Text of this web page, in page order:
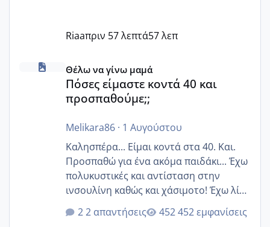
Riaaπριν 57 λεπτά57 λεπ
Πόσες είμαστε κοντά 40 και προσπαθούμε;;
Θέλω να γίνω μαμά
Πόσες είμαστε κοντά 40 και
προσπαθούμε;;
Melikara86· 1 Αυγούστου
Καλησπέρα... Είμαι κοντά στα 40. Και.
Προσπαθώ για ένα ακόμα παιδάκι... Έχω
πολυκυστικές και αντίσταση στην
ινσουλίνη καθώς και χάσιμοτο! Έχω λίγα
κιλά παραπάνω και όσο κ αν προσπαθώ
δεν χάνω εύκολα! Προσπαθώ για ακόμη
2 απαντήσεις 452 εμφανίσεις